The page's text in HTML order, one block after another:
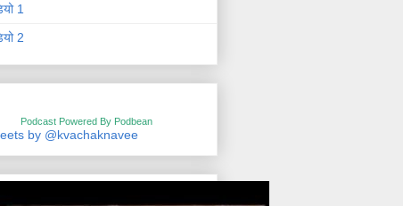
1
2
Podcast Powered By Podbean
by @kvachaknavee